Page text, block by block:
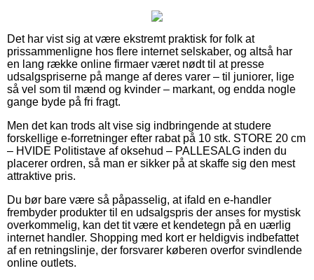
Det har vist sig at være ekstremt praktisk for folk at
prissammenligne hos flere internet selskaber, og altså har
en lang række online firmaer været nødt til at presse
udsalgspriserne på mange af deres varer – til juniorer, lige
så vel som til mænd og kvinder – markant, og endda nogle
gange byde på fri fragt.
Men det kan trods alt vise sig indbringende at studere
forskellige e-forretninger efter rabat på 10 stk. STORE 20 cm
– HVIDE Politistave af oksehud – PALLESALG inden du
placerer ordren, så man er sikker på at skaffe sig den mest
attraktive pris.
Du bør bare være så påpasselig, at ifald en e-handler
frembyder produkter til en udsalgspris der anses for mystisk
overkommelig, kan det tit være et kendetegn på en uærlig
internet handler. Shopping med kort er heldigvis indbefattet
af en retningslinje, der forsvarer køberen overfor svindlende
online outlets.